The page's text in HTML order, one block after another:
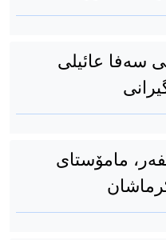
سەفا عائیلی
مامۆستای